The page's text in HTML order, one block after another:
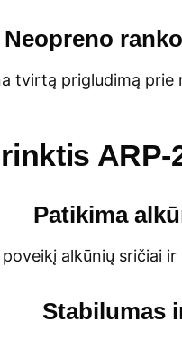
Neopreno
tvirtą prigludimą
Patikima
alkūnių sričiai
Stabilumas